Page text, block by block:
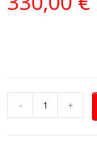
- +